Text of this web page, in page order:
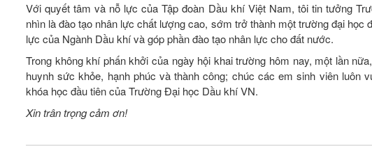
Với quyết tâm và nỗ lực của Tập đoàn Dầu khí Việt Nam, tôi tin tưởng
nhìn là đào tạo nhân lực chất lượng cao, sớm trở thành một trường đại
lực của Ngành Dầu khí và góp phần đào tạo nhân lực cho đất nước.
Trong không khí phấn khởi của ngày hội khai trường hôm nay, một lần
huynh sức khỏe, hạnh phúc và thành công; chúc các em sinh viên
khóa học đầu tiên của Trường Đại học Dầu khí VN.
Xin trân trọng cảm ơn!